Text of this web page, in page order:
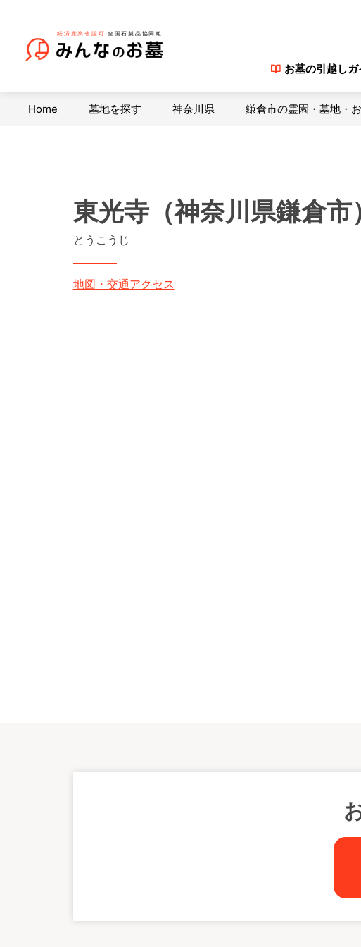
お墓の引越しガ
Home 墓地を探す 神奈川県 鎌倉市の霊園・墓地・
東光寺（神奈川県鎌倉市）
とうこうじ
地図・交通アクセス